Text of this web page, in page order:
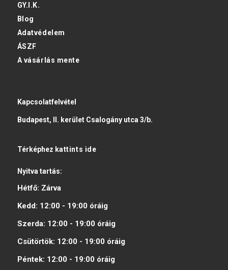
GY.I.K.
Blog
Adatvédelem
ÁSZF
A vásárlás mente
Kapcsolatfelvétel
Budapest, II. kerület Csalogány utca 3/b.
Térképhez kattints ide
Nyitva tartás:
Hétfő: Zárva
Kedd: 12:00 - 19:00 óráig
Szerda: 12:00 - 19:00 óráig
Csütörtök: 12:00 - 19:00 óráig
Péntek: 12:00 - 19:00 óráig